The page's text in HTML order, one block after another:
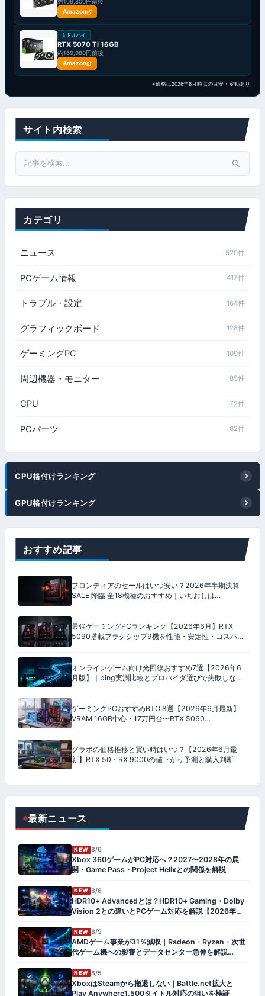
Amazon
ミドルハイ
RTX 5070 Ti 16GB
約169,980円前後
Amazon
※価格は2026年8月時点の目安・変動あり
サイト内検索
Search
for:
カテゴリ
ニュース 520件
PCゲーム情報 417件
トラブル・設定 164件
グラフィックボード 128件
ゲーミングPC 109件
周辺機器・モニター 85件
CPU 72件
PCパーツ 62件
CPU格付けランキング
GPU格付けランキング
おすすめ記事
フロンティアのセールはいつ安い？2026年半期決算
SALE 降臨 全18機種のおすすめ｜いちおしは
9800X3D ＋ RX 9070 XT
最強ゲーミングPCランキング【2026年6月】RTX
5090搭載フラグシップ9機を性能・安定性・コスパ・
保証の4軸100点で格付け
オンラインゲーム向け光回線おすすめ7選【2026年6
月版】｜ping実測比較とプロバイダ選びで失敗しない
完全ガイド
ゲーミングPCおすすめBTO 8選【2026年6月最新】
VRAM 16GB中心・17万円台〜RTX 5060
Ti/5070/5080搭載モデル
グラボの価格推移と買い時はいつ？【2026年6月最
新】RTX 50・RX 9000の値下がり予測と購入判断
最新ニュース
NEW 8/6
Xbox 360ゲームがPC対応へ？2027〜2028年の展
開・Game Pass・Project Helixとの関係を解説
NEW 8/6
HDR10+ Advancedとは？HDR10+ Gaming・Dolby
Vision 2との違いとPCゲーム対応を解説【2026年
NEW 8/5
AMDゲーム事業が31％減収｜Radeon・Ryzen・次世
代ゲーム機への影響とデータセンター急伸を解説
NEW 8/5
XboxはSteamから撤退しない｜Battle.net拡大と
Play Anywhere1,500タイトル対応の狙いを検証